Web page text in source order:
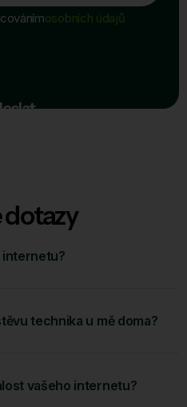
osobních údajů
dotazy
internetu?
technika u mě doma?
vašeho internetu?